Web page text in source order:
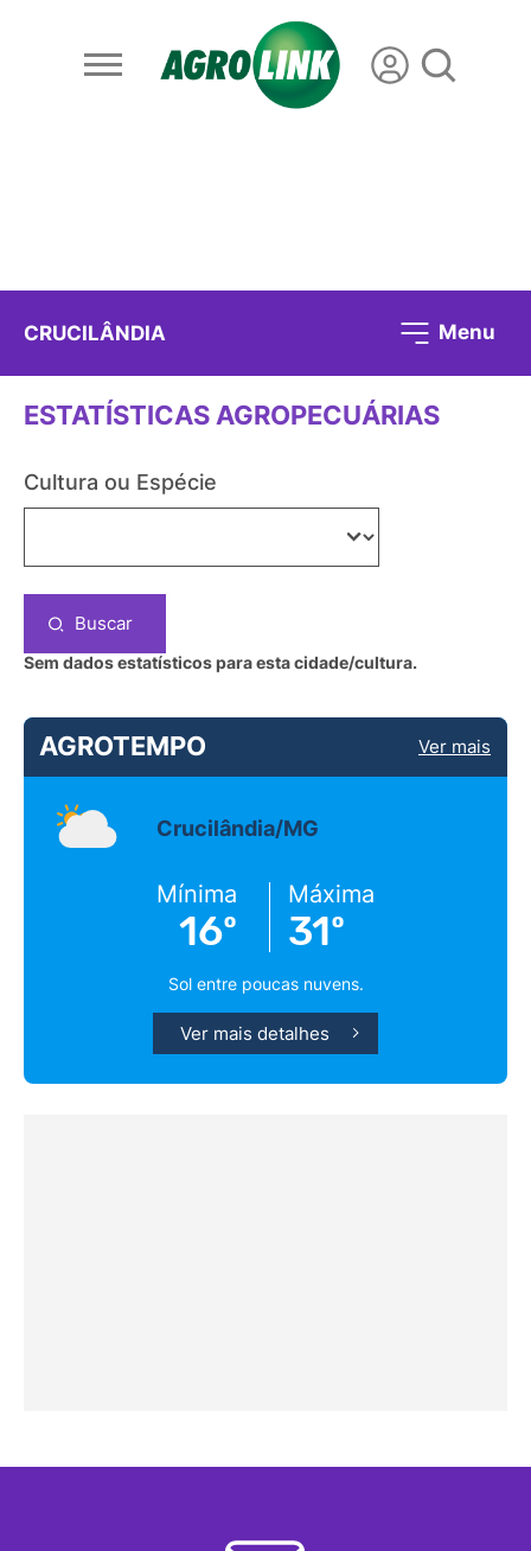
CRUCILÂNDIA Menu
ESTATÍSTICAS AGROPECUÁRIAS
Cultura ou Espécie
Buscar
Sem dados estatísticos para esta cidade/cultura.
AGROTEMPO Ver mais
Crucilândia/MG
Mínima
16º
Máxima
31º
Sol entre poucas nuvens.
Ver mais detalhes